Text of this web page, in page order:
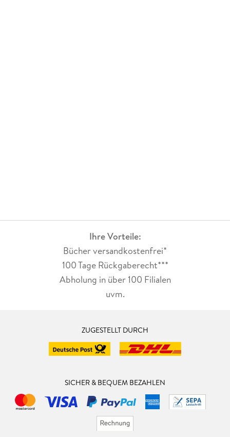
Ihre Vorteile:
Bücher versandkostenfrei*
100 Tage Rückgaberecht***
Abholung in über 100 Filialen
uvm.
ZUGESTELLT DURCH
SICHER & BEQUEM BEZAHLEN